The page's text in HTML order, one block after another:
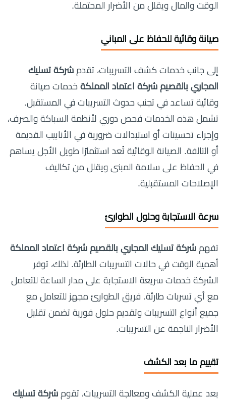
الوقت والمال ويقلل من الأضرار المحتملة.
صيانة وقائية للحفاظ على المباني
إلى جانب خدمات كشف التسريبات، تقدم شركة تسليك
المجاري بالقصيم شركة اعتماد المملكة خدمات صيانة
وقائية تساعد في تجنب حدوث التسريبات في المستقبل.
تشمل هذه الخدمات فحص دوري لأنظمة السباكة والصرف،
وإجراء تحسينات أو استبدالات ضرورية في الأنابيب القديمة
أو التالفة. الصيانة الوقائية تُعد استثمارًا طويل الأجل يساهم
في الحفاظ على سلامة المبنى ويقلل من تكاليف
الإصلاحات المستقبلية.
سرعة الاستجابة وحلول الطوارئ
تفهم شركة تسليك المجاري بالقصيم شركة اعتماد المملكة
أهمية الوقت في حالات التسريبات الطارئة. لذلك، توفر
الشركة خدمات سريعة الاستجابة على مدار الساعة للتعامل
مع أي تسربات طارئة. فريق الطوارئ مجهز للتعامل مع
جميع أنواع التسريبات وتقديم حلول فورية تضمن تقليل
الأضرار الناجمة عن التسريبات.
تقييم ما بعد الكشف
بعد عملية الكشف ومعالجة التسريبات، تقوم شركة تسليك